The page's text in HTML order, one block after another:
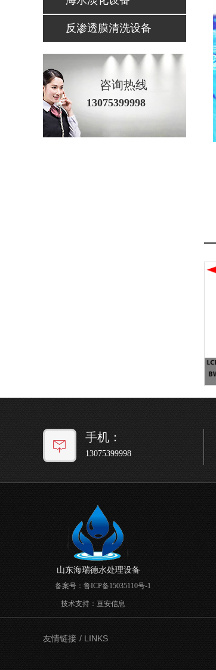
反渗透膜清洗设备
咨询热线
13075399998
手机：
13075399998
山东海瑞德水处理设备
备案号： 鲁ICP备15035110号-1
技术支持： 亘安信息
友情链接 / LINKS